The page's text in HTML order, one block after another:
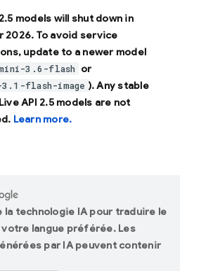
models will shut down in
2026. To avoid service
update to a newer model
3.6-flash or
flash-image ). Any stable
API 2.5 models are not
Learn more.
la technologie IA pour traduire le
votre langue préférée. Les
par IA peuvent contenir